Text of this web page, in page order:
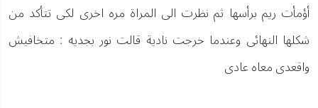
أؤمأت ريم برأسها ثم نظرت الى المراة مره اخرى لكى تتأكد من
شكلها النهائى وعندما خرجت نادية قالت نور بجديه : متخافيش
واقعدى معاه عادى